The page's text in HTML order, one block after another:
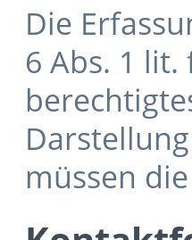
Die
6 Abs. 1
müssen